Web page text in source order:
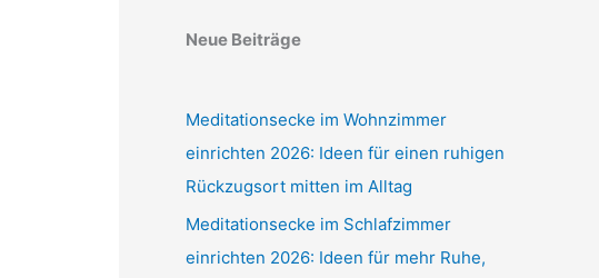
Neue Beiträge
Meditationsecke im Wohnzimmer
einrichten 2026: Ideen für einen ruhigen
Rückzugsort mitten im Alltag
Meditationsecke im Schlafzimmer
einrichten 2026: Ideen für mehr Ruhe,